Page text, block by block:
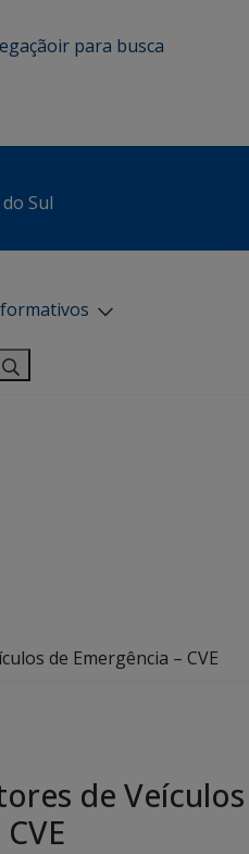
ir para busca
Sul
de Emergência – CVE
de Veículos